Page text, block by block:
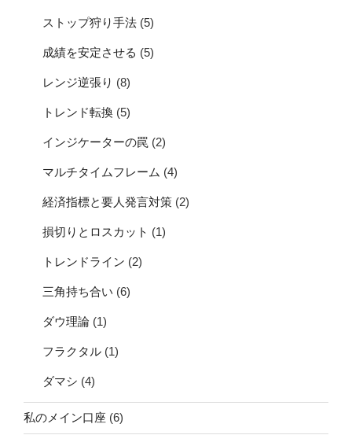
ストップ狩り手法 (5)
成績を安定させる (5)
レンジ逆張り (8)
トレンド転換 (5)
インジケーターの罠 (2)
マルチタイムフレーム (4)
経済指標と要人発言対策 (2)
損切りとロスカット (1)
トレンドライン (2)
三角持ち合い (6)
ダウ理論 (1)
フラクタル (1)
ダマシ (4)
私のメイン口座 (6)